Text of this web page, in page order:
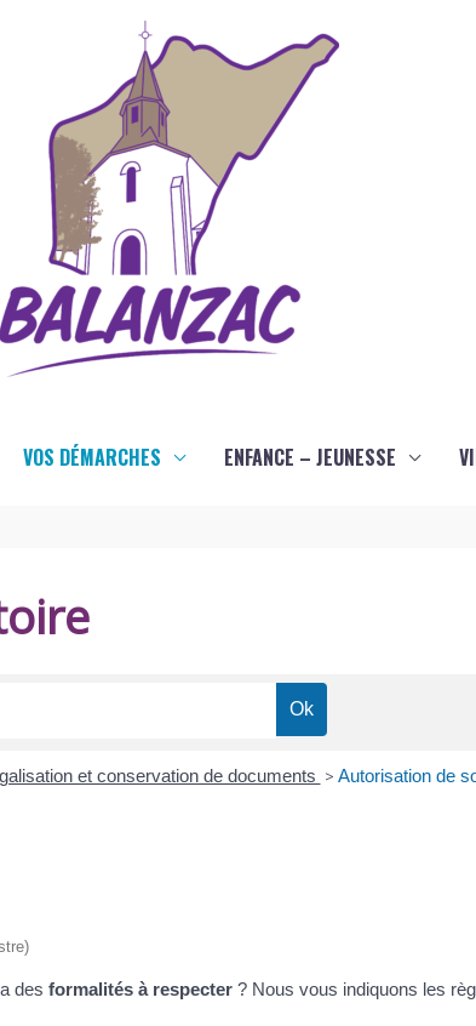
VOS DÉMARCHES ENFANCE – JEUNESSE
et conservation de documents > Autorisation de
des formalités à respecter ? Nous vous indiquons les